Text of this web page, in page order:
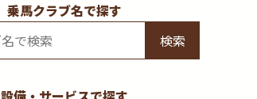
乗馬クラブ名で探す
検索